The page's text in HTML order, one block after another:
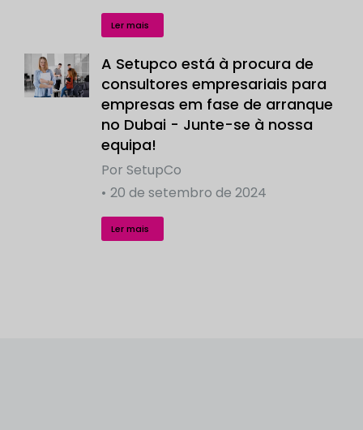
Ler mais
A Setupco está à procura de
consultores empresariais para
empresas em fase de arranque
no Dubai - Junte-se à nossa
equipa!
Por SetupCo
20 de setembro de 2024
Ler mais